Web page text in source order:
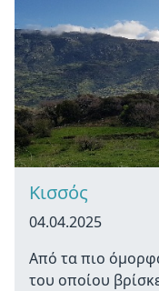
Κισσός
04.04.2025
Από τα πιο
του οποίου